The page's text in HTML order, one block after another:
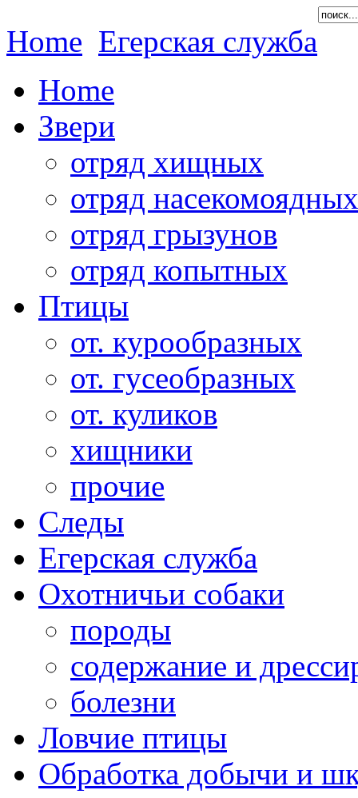
Home Егерская служба
Home
Звери
отряд хищных
отряд насекомоядных
отряд грызунов
отряд копытных
Птицы
от. курообразных
от. гусеобразных
от. куликов
хищники
прочие
Следы
Егерская служба
Охотничьи собаки
породы
содержание и
болезни
Ловчие птицы
Обработка добычи и